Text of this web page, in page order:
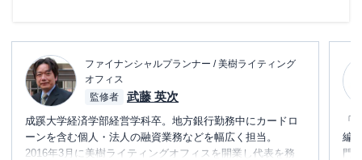
ファイナンシャルプランナー / 美樹ライティング
オフィス
監修者
武藤 英次
成蹊大学経済学部経営学科卒。地方銀行勤務中にカードロ
ーンを含む個人・法人の融資業務などを幅広く担当。
2016年3月に美樹ライティングオフィスを開業し代表を務
「
編
門